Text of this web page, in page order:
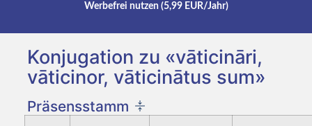
Werbefrei nutzen (5,99 EUR/Jahr)
Konjugation zu «vāticināri,
vāticinor, vāticinātus sum»
Präsensstamm